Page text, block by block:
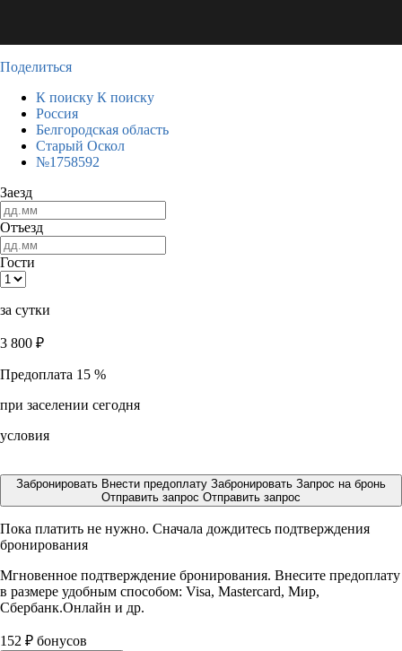
Поделиться
К поиску К поиску
Россия
Белгородская область
Старый Оскол
№1758592
Заезд
Отъезд
Гости
за сутки
3 800 ₽
Предоплата 15 %
при заселении сегодня
условия
Забронировать Внести предоплату Забронировать Запрос на бронь
Отправить запрос Отправить запрос
Пока платить не нужно. Сначала дождитесь подтверждения
бронирования
Мгновенное подтверждение бронирования. Внесите предоплату
в размере удобным способом: Visa, Mastercard, Мир,
Сбербанк.Онлайн и др.
152 ₽ бонусов